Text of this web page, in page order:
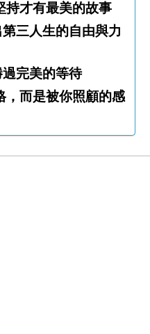
低谷，勇敢翻身 堅持才有最美的故事
三人生的自由與力
完美的等待